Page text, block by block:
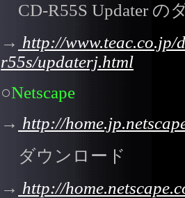
CD-R55S Updater の
→ http://
r55s/updaterj.html
○Netscape
→ http://
ダウンロード
→ http://